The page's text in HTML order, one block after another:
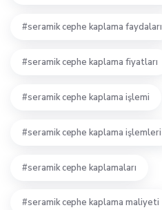
seramik cephe kaplama faydaları
seramik cephe kaplama fiyatları
seramik cephe kaplama işlemi
seramik cephe kaplama işlemleri
seramik cephe kaplamaları
seramik cephe kaplama maliyeti